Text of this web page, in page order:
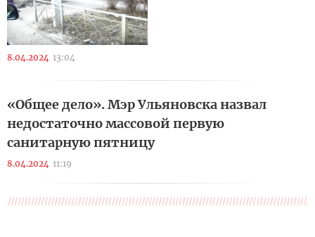
8.04.2024 13:04
«Общее дело». Мэр Ульяновска назвал
недостаточно массовой первую
санитарную пятницу
8.04.2024 11:19